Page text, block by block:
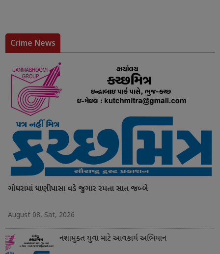
Crime News
ગોધરામાં ધાણીપાસા વડે જુગાર રમતા સાત જબ્બે
August 08, Sat, 2026
નશામુક્ત યુવા માટે આવકાર્ય અભિયાન